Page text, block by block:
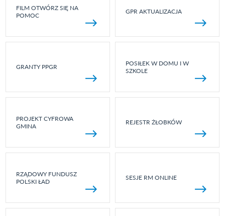
FILM OTWÓRZ SIĘ NA
POMOC
GPR AKTUALIZACJA
GRANTY PPGR
POSIŁEK W DOMU I W
SZKOLE
PROJEKT CYFROWA
GMINA
REJESTR ŻŁOBKÓW
RZĄDOWY FUNDUSZ
POLSKI ŁAD
SESJE RM ONLINE